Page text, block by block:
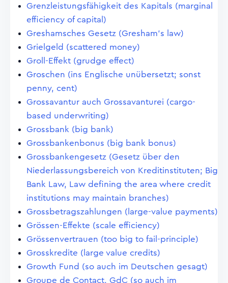
Grenzleistungsfähigkeit des Kapitals (marginal
efficiency of capital)
Greshamsches Gesetz (Gresham's law)
Grielgeld (scattered money)
Groll-Effekt (grudge effect)
Groschen (ins Englische unübersetzt; sonst
penny, cent)
Grossavantur auch Grossavanturei (cargo-
based underwriting)
Grossbank (big bank)
Grossbankenbonus (big bank bonus)
Grossbankengesetz (Gesetz über den
Niederlassungsbereich von Kreditinstituten; Big
Bank Law, Law defining the area where credit
institutions may maintain branches)
Grossbetragszahlungen (large-value payments)
Grössen-Effekte (scale efficiency)
Grössenvertrauen (too big to fail-principle)
Grosskredite (large value credits)
Growth Fund (so auch im Deutschen gesagt)
Groupe de Contact, GdC (so auch im